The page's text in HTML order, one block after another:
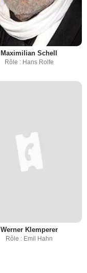
Maximilian Schell
Rôle : Hans Rolfe
Werner Klemperer
Rôle : Emil Hahn